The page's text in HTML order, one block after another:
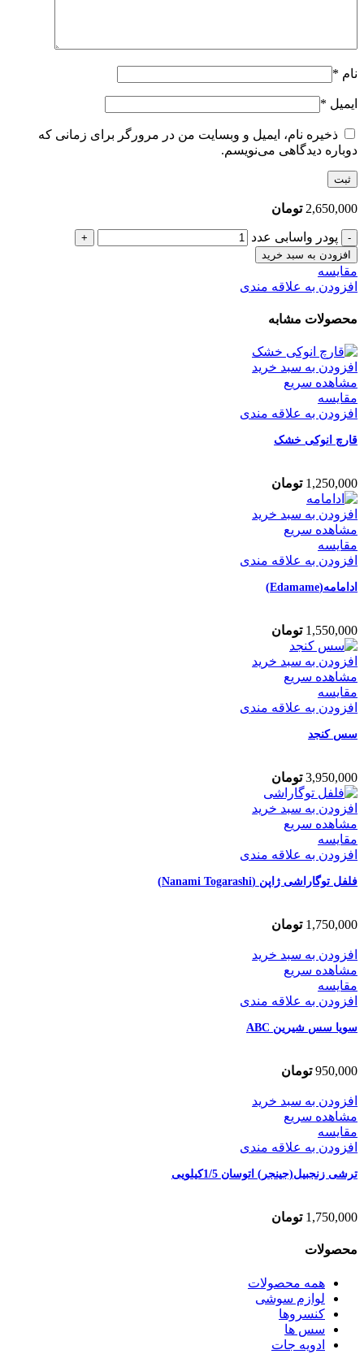
نام *
ایمیل *
ذخیره نام، ایمیل و وبسایت من در مرورگر برای زمانی که
دوباره دیدگاهی می‌نویسم.
2,650,000 تومان
پودر واسابی عدد
افزودن به سبد خرید
مقایسه
افزودن به علاقه مندی
محصولات مشابه
افزودن به سبد خرید
مشاهده سریع
مقایسه
افزودن به علاقه مندی
قارچ انوکی خشک
1,250,000 تومان
افزودن به سبد خرید
مشاهده سریع
مقایسه
افزودن به علاقه مندی
ادامامه(Edamame)
1,550,000 تومان
افزودن به سبد خرید
مشاهده سریع
مقایسه
افزودن به علاقه مندی
سس کنجد
3,950,000 تومان
افزودن به سبد خرید
مشاهده سریع
مقایسه
افزودن به علاقه مندی
فلفل توگاراشی ژاپن (Nanami Togarashi)
1,750,000 تومان
افزودن به سبد خرید
مشاهده سریع
مقایسه
افزودن به علاقه مندی
سویا سس شیرین ABC
950,000 تومان
افزودن به سبد خرید
مشاهده سریع
مقایسه
افزودن به علاقه مندی
ترشی زنجبیل(جینجر) اتوسان 1/5کیلویی
1,750,000 تومان
محصولات
همه محصولات
لوازم سوشی
کنسروها
سس ها
ادویه جات